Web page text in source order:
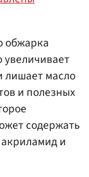
обжарка
лишает масло
и полезных
содержать
и